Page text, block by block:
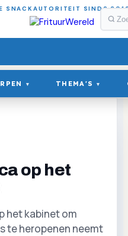
SNACKAUTORITEIT SINDS
▾ THEMA'S ▾
op het
het kabinet om
te heropenen neemt